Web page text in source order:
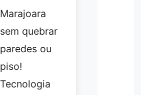
Marajoara
sem quebrar
paredes ou
piso!
Tecnologia